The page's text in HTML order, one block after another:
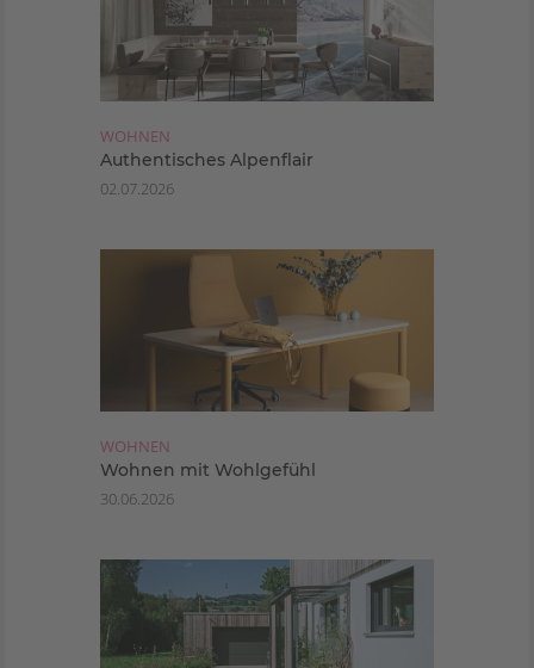
WOHNEN
Authentisches Alpenflair
02.07.2026
WOHNEN
Wohnen mit Wohlgefühl
30.06.2026